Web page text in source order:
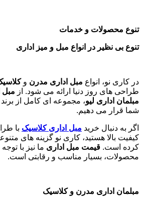
تنوع محصولات و خدمات
تنوع بی نظیر در انواع مبل و میز اداری
در کاری نو، انواع مبل اداری مدرن و
طراحی های روز دنیا ارائه می شود. از مبل
مبلمان اداری لیو، مجموعه ای کامل از برند
شما قرار می دهیم.
اگر به دنبال خرید مبل اداری کلاسیک با
کیفیت بالا هستید، کاری نو گزینه های
کرده است. قیمت مبل اداری ما نیز با
محصولات، بسیار مناسب و رقابتی است.
مبلمان اداری مدرن و کلاسیک